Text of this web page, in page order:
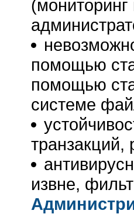
помощью
помощью
системе
транзакций,
извне,